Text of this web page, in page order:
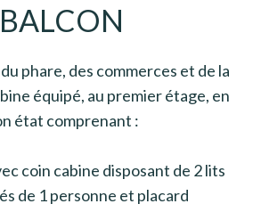
BALCON
phare, des commerces et de la
équipé, au premier étage, en
état comprenant :
coin cabine disposant de 2 lits
de 1 personne et placard